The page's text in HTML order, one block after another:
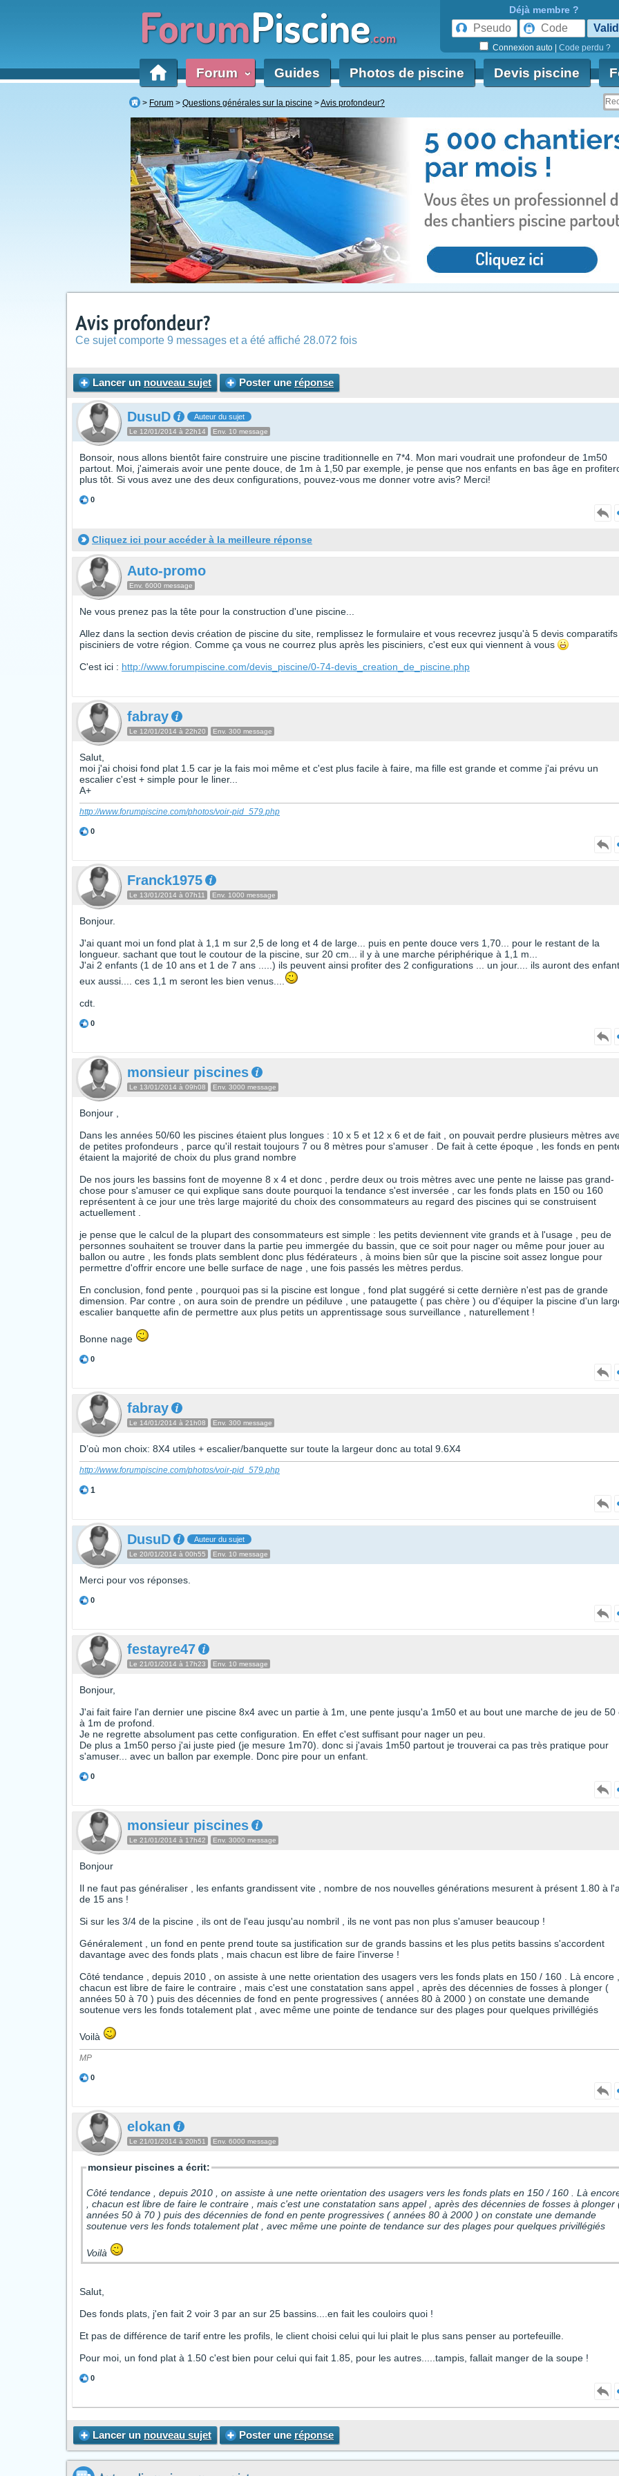
ForumPiscine.com
Déjà membre ?
Connexion auto Code perdu ?
Forum ‹ Guides Photos de piscine Devis piscine
Forum Questions générales sur la piscine Avis profondeur?
Avis profondeur?
Ce sujet comporte 9 messages et a été affiché 28.072 fois
Lancer un nouveau sujet Poster une réponse
DusuD Auteur du sujet
Le 12/01/2014 à 22h14 Env. 10 message
Bonsoir, nous allons bientôt faire construire une piscine traditionnelle en 7*4. Mon mari voudrait une profondeur de 1m50
partout. Moi, j'aimerais avoir une pente douce, de 1m à 1,50 par exemple, je pense que nos enfants en bas âge en
plus tôt. Si vous avez une des deux configurations, pouvez-vous me donner votre avis? Merci!
0
Cliquez ici pour accéder à la meilleure réponse
Auto-promo
Env. 6000 message
Ne vous prenez pas la tête pour la construction d'une piscine...
Allez dans la section devis création de piscine du site, remplissez le formulaire et vous recevrez jusqu'à 5 devis
pisciniers de votre région. Comme ça vous ne courrez plus après les pisciniers, c'est eux qui viennent à vous
C'est ici : http://www.forumpiscine.com/devis_piscine/0-74-devis_creation_de_piscine.php
fabray
Le 12/01/2014 à 22h20 Env. 300 message
Salut,
moi j'ai choisi fond plat 1.5 car je la fais moi même et c'est plus facile à faire, ma fille est grande et comme j'ai prévu un
escalier c'est + simple pour le liner...
A+
http://www.forumpiscine.com/photos/voir-pid_579.php
0
Franck1975
Le 13/01/2014 à 07h11 Env. 1000 message
Bonjour.
J'ai quant moi un fond plat à 1,1 m sur 2,5 de long et 4 de large... puis en pente douce vers 1,70... pour le restant de la
longueur. sachant que tout le coutour de la piscine, sur 20 cm... il y à une marche périphérique à 1,1 m...
J'ai 2 enfants (1 de 10 ans et 1 de 7 ans .....) ils peuvent ainsi profiter des 2 configurations ... un jour.... ils auront des
eux aussi.... ces 1,1 m seront les bien venus....
cdt.
0
monsieur piscines
Le 13/01/2014 à 09h08 Env. 3000 message
Bonjour ,
Dans les années 50/60 les piscines étaient plus longues : 10 x 5 et 12 x 6 et de fait , on pouvait perdre plusieurs mètres
de petites profondeurs , parce qu'il restait toujours 7 ou 8 mètres pour s'amuser . De fait à cette époque , les fonds en
étaient la majorité de choix du plus grand nombre
De nos jours les bassins font de moyenne 8 x 4 et donc , perdre deux ou trois mètres avec une pente ne laisse pas grand-
chose pour s'amuser ce qui explique sans doute pourquoi la tendance s'est inversée , car les fonds plats en 150 ou 160
représentent à ce jour une très large majorité du choix des consommateurs au regard des piscines qui se construisent
actuellement .
je pense que le calcul de la plupart des consommateurs est simple : les petits deviennent vite grands et à l'usage , peu de
personnes souhaitent se trouver dans la partie peu immergée du bassin, que ce soit pour nager ou même pour jouer au
ballon ou autre , les fonds plats semblent donc plus fédérateurs , à moins bien sûr que la piscine soit assez longue pour
permettre d'offrir encore une belle surface de nage , une fois passés les mètres perdus.
En conclusion, fond pente , pourquoi pas si la piscine est longue , fond plat suggéré si cette dernière n'est pas de grande
dimension. Par contre , on aura soin de prendre un pédiluve , une pataugette ( pas chère ) ou d'équiper la piscine d'un
escalier banquette afin de permettre aux plus petits un apprentissage sous surveillance , naturellement !
Bonne nage
0
fabray
Le 14/01/2014 à 21h08 Env. 300 message
D’où mon choix: 8X4 utiles + escalier/banquette sur toute la largeur donc au total 9.6X4
http://www.forumpiscine.com/photos/voir-pid_579.php
1
DusuD Auteur du sujet
Le 20/01/2014 à 00h55 Env. 10 message
Merci pour vos réponses.
0
festayre47
Le 21/01/2014 à 17h23 Env. 10 message
Bonjour,
J'ai fait faire l'an dernier une piscine 8x4 avec un partie à 1m, une pente jusqu'a 1m50 et au bout une marche de jeu de 50
à 1m de profond.
Je ne regrette absolument pas cette configuration. En effet c'est suffisant pour nager un peu.
De plus a 1m50 perso j'ai juste pied (je mesure 1m70). donc si j'avais 1m50 partout je trouverai ca pas très pratique pour
s'amuser... avec un ballon par exemple. Donc pire pour un enfant.
0
monsieur piscines
Le 21/01/2014 à 17h42 Env. 3000 message
Bonjour
Il ne faut pas généraliser , les enfants grandissent vite , nombre de nos nouvelles générations mesurent à présent 1.80 à
de 15 ans !
Si sur les 3/4 de la piscine , ils ont de l'eau jusqu'au nombril , ils ne vont pas non plus s'amuser beaucoup !
Généralement , un fond en pente prend toute sa justification sur de grands bassins et les plus petits bassins s'accordent
davantage avec des fonds plats , mais chacun est libre de faire l'inverse !
Côté tendance , depuis 2010 , on assiste à une nette orientation des usagers vers les fonds plats en 150 / 160 . Là encore ,
chacun est libre de faire le contraire , mais c'est une constatation sans appel , après des décennies de fosses à plonger (
années 50 à 70 ) puis des décennies de fond en pente progressives ( années 80 à 2000 ) on constate une demande
soutenue vers les fonds totalement plat , avec même une pointe de tendance sur des plages pour quelques privillégiés
Voilà
MP
0
elokan
Le 21/01/2014 à 20h51 Env. 6000 message
monsieur piscines a écrit:
Côté tendance , depuis 2010 , on assiste à une nette orientation des usagers vers les fonds plats en 150 / 160 . Là encore
, chacun est libre de faire le contraire , mais c'est une constatation sans appel , après des décennies de fosses à plonger
années 50 à 70 ) puis des décennies de fond en pente progressives ( années 80 à 2000 ) on constate une demande
soutenue vers les fonds totalement plat , avec même une pointe de tendance sur des plages pour quelques privillégiés
Voilà
Salut,
Des fonds plats, j'en fait 2 voir 3 par an sur 25 bassins....en fait les couloirs quoi !
Et pas de différence de tarif entre les profils, le client choisi celui qui lui plait le plus sans penser au portefeuille.
Pour moi, un fond plat à 1.50 c'est bien pour celui qui fait 1.85, pour les autres.....tampis, fallait manger de la soupe !
0
Lancer un nouveau sujet Poster une réponse